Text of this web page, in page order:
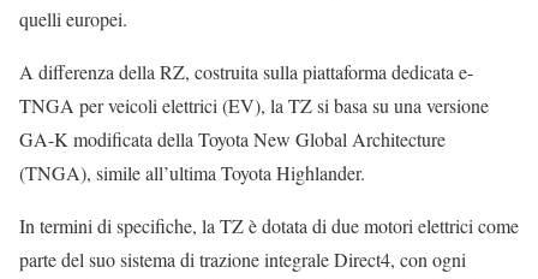
quelli europei.
A differenza della RZ, costruita sulla piattaforma dedicata e-
TNGA per veicoli elettrici (EV), la TZ si basa su una versione
GA-K modificata della Toyota New Global Architecture
(TNGA), simile all’ultima Toyota Highlander.
In termini di specifiche, la TZ è dotata di due motori elettrici come
parte del suo sistema di trazione integrale Direct4, con ogni